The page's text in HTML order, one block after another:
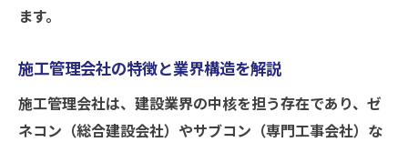
ます。
施工管理会社の特徴と業界構造を解説
施工管理会社は、建設業界の中核を担う存在であり、ゼ
ネコン（総合建設会社）やサブコン（専門工事会社）な